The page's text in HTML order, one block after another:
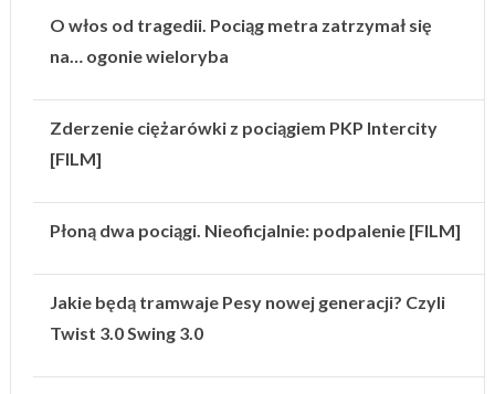
O włos od tragedii. Pociąg metra zatrzymał się
na… ogonie wieloryba
Zderzenie ciężarówki z pociągiem PKP Intercity
[FILM]
Płoną dwa pociągi. Nieoficjalnie: podpalenie [FILM]
Jakie będą tramwaje Pesy nowej generacji? Czyli
Twist 3.0 Swing 3.0